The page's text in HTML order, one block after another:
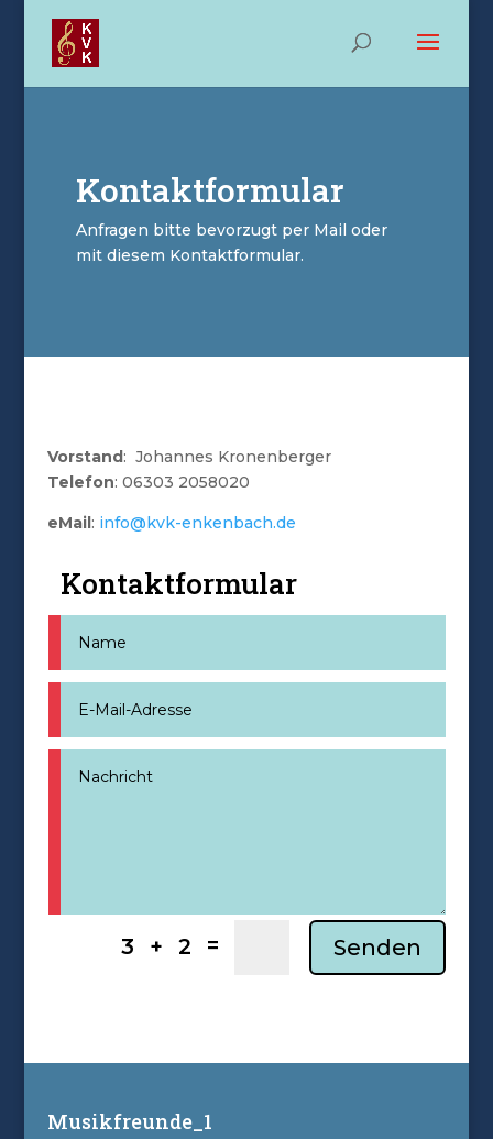
Kontaktformular
Anfragen bitte bevorzugt per Mail oder
mit diesem Kontaktformular.
Vorstand: Johannes Kronenberger
Telefon: ‭06303 2058020
eMail: info@kvk-enkenbach.de
Kontaktformular
3 + 2 = Senden
Musikfreunde_1